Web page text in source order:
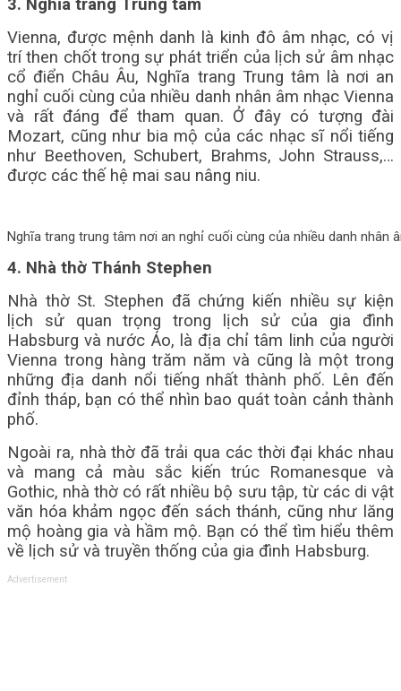
3. Nghĩa trang Trung tâm
Vienna, được mệnh danh là kinh đô âm nhạc, có vị
trí then chốt trong sự phát triển của lịch sử âm nhạc
cổ điển Châu Âu, Nghĩa trang Trung tâm là nơi an
nghỉ cuối cùng của nhiều danh nhân âm nhạc Vienna
và rất đáng để tham quan. Ở đây có tượng đài
Mozart, cũng như bia mộ của các nhạc sĩ nổi tiếng
như Beethoven, Schubert, Brahms, John Strauss,…
được các thế hệ mai sau nâng niu.
Nghĩa trang trung tâm nơi an nghỉ cuối cùng của nhiều danh nhân
4. Nhà thờ Thánh Stephen
Nhà thờ St. Stephen đã chứng kiến ​​nhiều sự kiện
lịch sử quan trọng trong lịch sử của gia đình
Habsburg và nước Áo, là địa chỉ tâm linh của người
Vienna trong hàng trăm năm và cũng là một trong
những địa danh nổi tiếng nhất thành phố. Lên đến
đỉnh tháp, bạn có thể nhìn bao quát toàn cảnh thành
phố.
Ngoài ra, nhà thờ đã trải qua các thời đại khác nhau
và mang cả màu sắc kiến ​​trúc Romanesque và
Gothic, nhà thờ có rất nhiều bộ sưu tập, từ các di vật
văn hóa khảm ngọc đến sách thánh, cũng như lăng
mộ hoàng gia và hầm mộ. Bạn có thể tìm hiểu thêm
về lịch sử và truyền thống của gia đình Habsburg.
Advertisement